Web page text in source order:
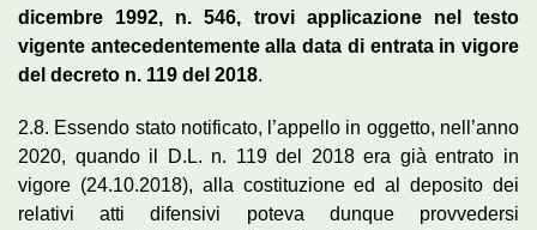
dicembre 1992, n. 546, trovi applicazione nel testo
vigente antecedentemente alla data di entrata in vigore
del decreto n. 119 del 2018.
2.8. Essendo stato notificato, l’appello in oggetto, nell’anno
2020, quando il D.L. n. 119 del 2018 era già entrato in
vigore (24.10.2018), alla costituzione ed al deposito dei
relativi atti difensivi poteva dunque provvedersi